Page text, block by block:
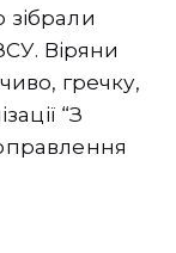
Віряни
гречку,
“З